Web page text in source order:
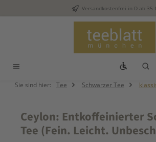
Zum Hauptinhalt springenVersandkostenfrei in D ab 35
Sie sind hier: Tee Schwarzer Tee
Ceylon: Entkoffeinierter
Tee (Fein. Leicht.